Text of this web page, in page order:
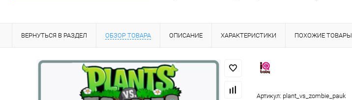
ВЕРНУТЬСЯ В РАЗДЕЛ ОБЗОР ТОВАРА ОПИСАНИЕ ХАРАКТЕРИСТИКИ ПОХОЖИЕ ТОВАРЫ
Артикул: plant_vs_zombie_pauk